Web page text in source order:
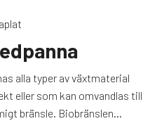
alla typer av växtmaterial
eller som kan omvandlas till
bränsle. Biobränslen...